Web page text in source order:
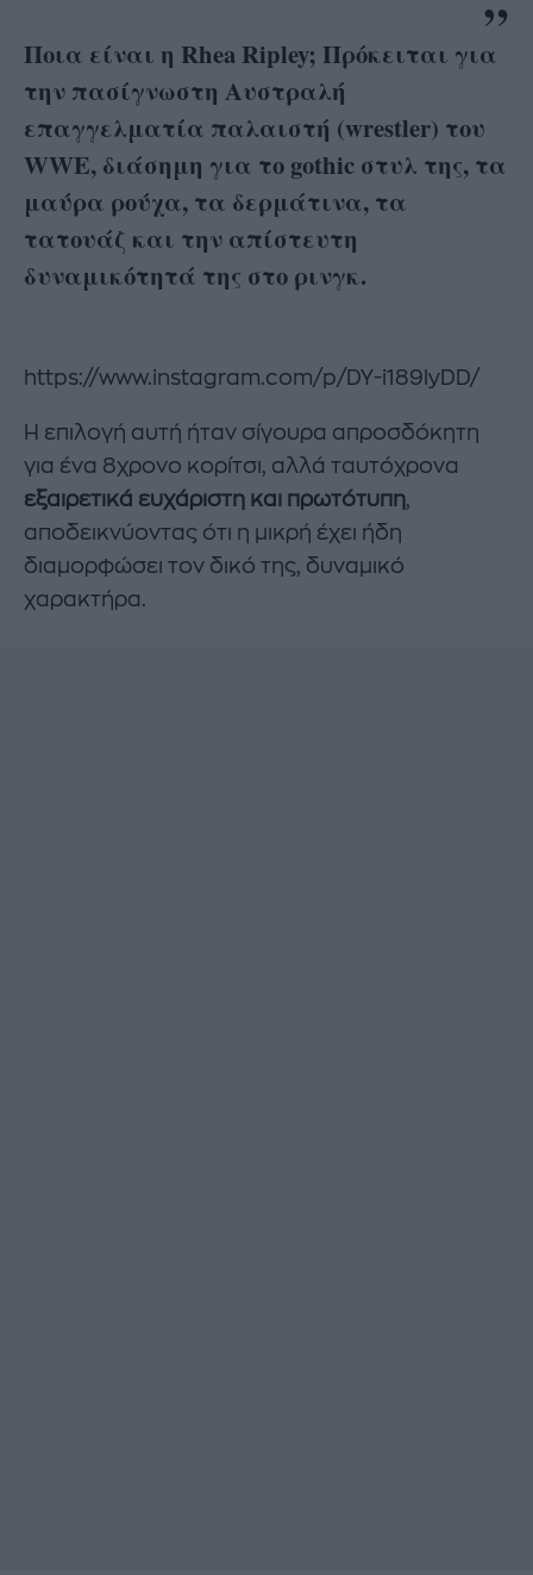
Ποια είναι η Rhea Ripley; Πρόκειται για
την πασίγνωστη Αυστραλή
επαγγελματία παλαιστή (wrestler) του
WWE, διάσημη για το gothic στυλ της, τα
μαύρα ρούχα, τα δερμάτινα, τα
τατουάζ και την απίστευτη
δυναμικότητά της στο ρινγκ.
https://www.instagram.com/p/DY-i189lyDD/
Η επιλογή αυτή ήταν σίγουρα απροσδόκητη
για ένα 8χρονο κορίτσι, αλλά ταυτόχρονα
εξαιρετικά ευχάριστη και πρωτότυπη,
αποδεικνύοντας ότι η μικρή έχει ήδη
διαμορφώσει τον δικό της, δυναμικό
χαρακτήρα.